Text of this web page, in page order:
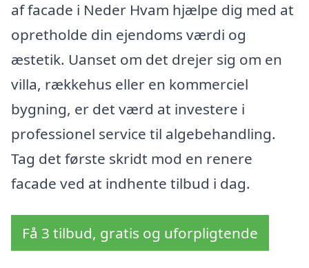
af facade i Neder Hvam hjælpe dig med at
opretholde din ejendoms værdi og
æstetik. Uanset om det drejer sig om en
villa, rækkehus eller en kommerciel
bygning, er det værd at investere i
professionel service til algebehandling.
Tag det første skridt mod en renere
facade ved at indhente tilbud i dag.
Få 3 tilbud, gratis og uforpligtende